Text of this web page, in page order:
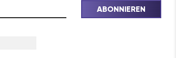
ABONNIEREN